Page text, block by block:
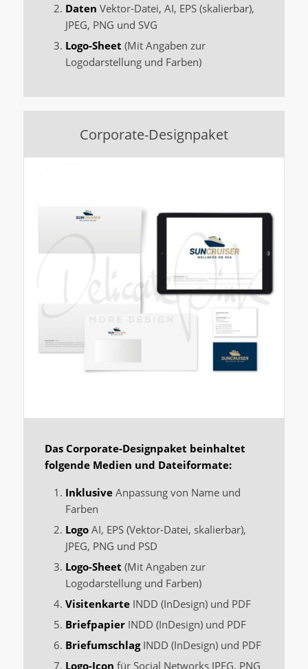
Daten Vektor-Datei, AI, EPS (skalierbar),
JPEG, PNG und SVG
Logo-Sheet (Mit Angaben zur
Logodarstellung und Farben)
Corporate-Designpaket
Das Corporate-Designpaket beinhaltet
folgende Medien und Dateiformate:
InklusiveAnpassung von Name und
Farben
LogoAI, EPS (Vektor-Datei, skalierbar),
JPEG, PNG und PSD
Logo-Sheet (Mit Angaben zur
Logodarstellung und Farben)
VisitenkarteINDD (InDesign) und PDF
BriefpapierINDD (InDesign) und PDF
BriefumschlagINDD (InDesign) und PDF
Logo-Icon für Social Networks JPEG, PNG